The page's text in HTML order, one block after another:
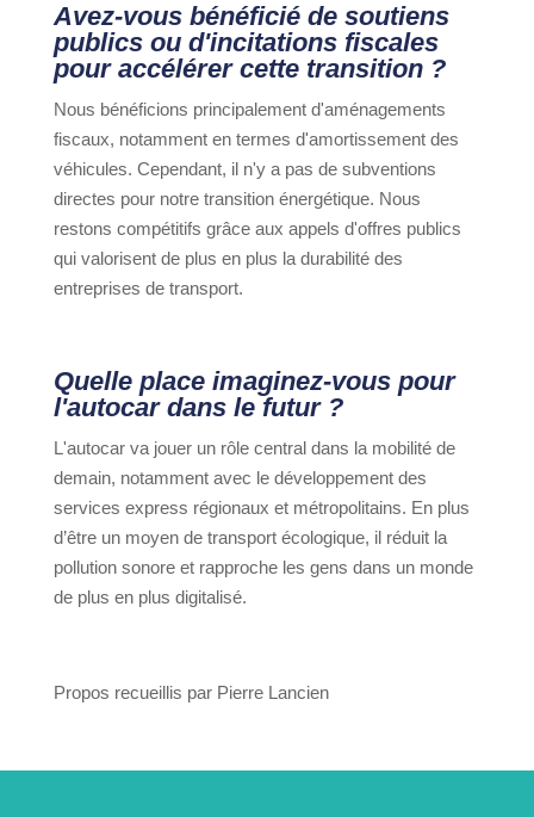
Avez-vous bénéficié de soutiens
publics ou d'incitations fiscales
pour accélérer cette transition ?
Nous bénéficions principalement d'aménagements
fiscaux, notamment en termes d'amortissement des
véhicules. Cependant, il n'y a pas de subventions
directes pour notre transition énergétique. Nous
restons compétitifs grâce aux appels d'offres publics
qui valorisent de plus en plus la durabilité des
entreprises de transport.
Quelle place imaginez-vous pour
l'autocar dans le futur ?
L'autocar va jouer un rôle central dans la mobilité de
demain, notamment avec le développement des
services express régionaux et métropolitains. En plus
d’être un moyen de transport écologique, il réduit la
pollution sonore et rapproche les gens dans un monde
de plus en plus digitalisé.
Propos recueillis par Pierre Lancien